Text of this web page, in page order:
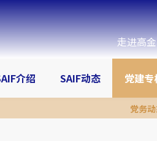
走进高金
介绍 SAIF动态 党建专
党务